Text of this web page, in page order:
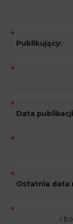
Publikujący:
Data
Ostatnia data